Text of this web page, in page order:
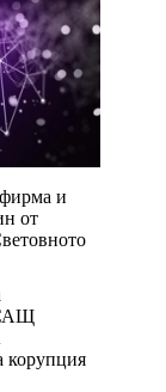
и
от
САЩ
корупция